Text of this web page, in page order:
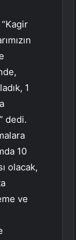
1
dedi.
10
olacak,
ve